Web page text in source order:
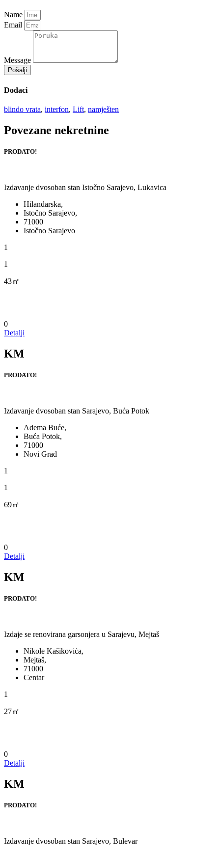
Name
Email
Message
Pošalji
Dodaci
blindo vrata, interfon, Lift, namješten
Povezane nekretnine
PRODATO!
Izdavanje dvosoban stan Istočno Sarajevo, Lukavica
Hilandarska,
Istočno Sarajevo,
71000
Istočno Sarajevo
1
1
43㎡
0
Detalji
KM
PRODATO!
Izdavanje dvosoban stan Sarajevo, Buća Potok
Adema Buće,
Buća Potok,
71000
Novi Grad
1
1
69㎡
0
Detalji
KM
PRODATO!
Izdaje se renovirana garsonjera u Sarajevu, Mejtaš
Nikole Kašikovića,
Mejtaš,
71000
Centar
1
27㎡
0
Detalji
KM
PRODATO!
Izdavanje dvosoban stan Sarajevo, Bulevar